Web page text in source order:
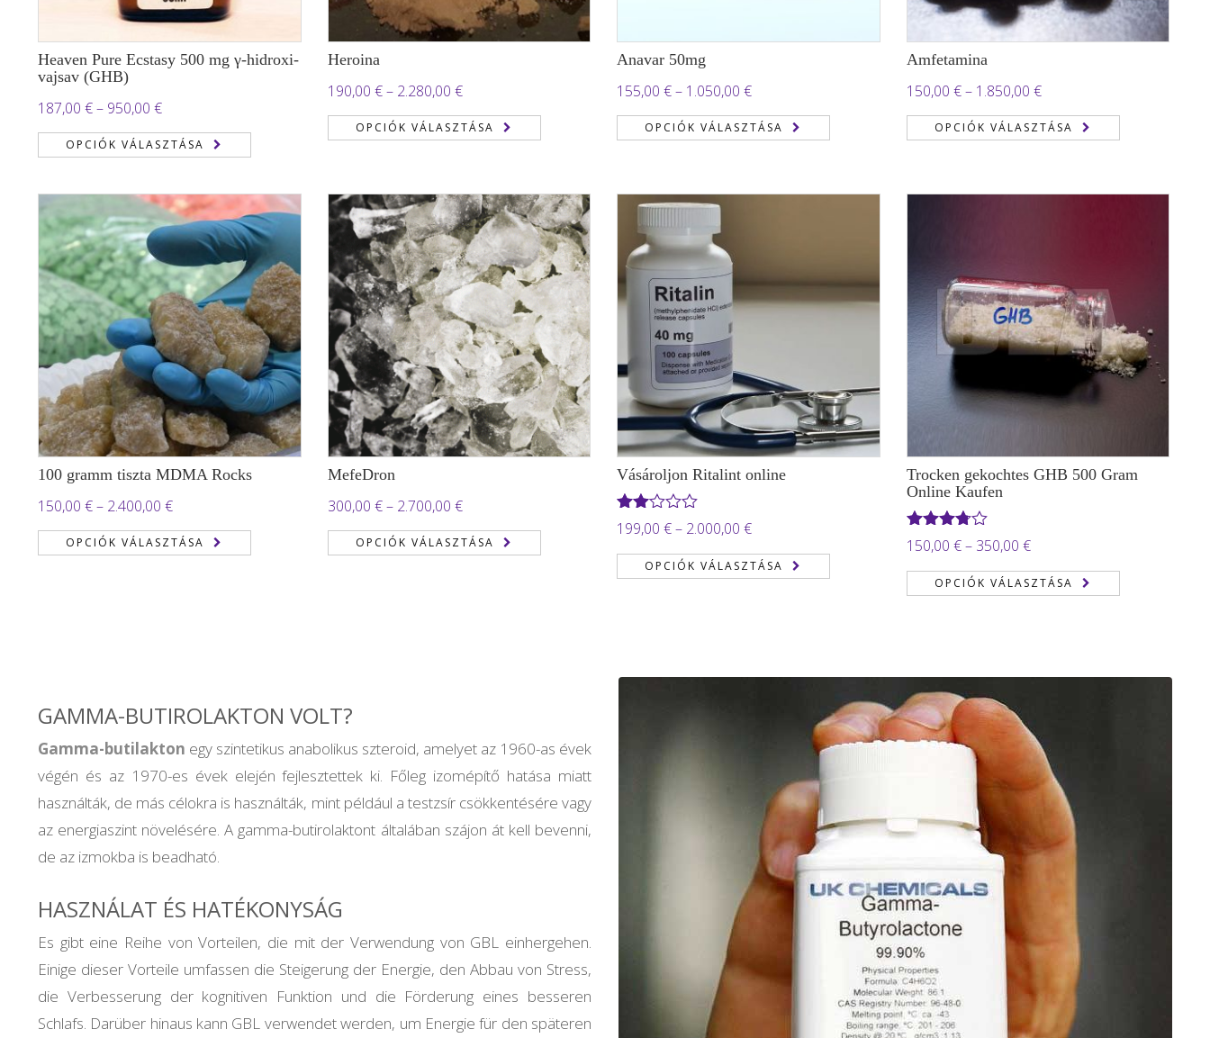
Heaven Pure Ecstasy 500 mg γ-hidroxi-
vajsav (GHB)
187,00 €– 950,00 €Ártartomány:
187,00 €
-
OPCIÓK VÁLASZTÁSA
Heroina
190,00 € – 2.280,00 €Ártartomány:
190,00 €
-
OPCIÓK VÁLASZTÁSA
Anavar 50mg
155,00 €– 1.050,00 €Ártartomány:
155,00 €
-
OPCIÓK VÁLASZTÁSA
Amfetamina
150,00 € – 1.850,00 €Ártartomány:
150,00 €
-
OPCIÓK VÁLASZTÁSA
100 gramm tiszta MDMA Rocks
150,00 €– 2.400,00 €Ártartomány:
150,00 €
-
OPCIÓK VÁLASZTÁSA
MefeDron
300,00 € – 2.700,00 €Ártartomány:
300,00 €
-
OPCIÓK VÁLASZTÁSA
Vásároljon Ritalint online
Értékelés:
2.00
/ 5
199,00 €– 2.000,00 €Ártartomány:
199,00 €
-
OPCIÓK VÁLASZTÁSA
Trocken gekochtes GHB 500 Gram
Online Kaufen
Értékelés:
3.71/ 5
150,00 € – 350,00 €Ártartomány:
150,00 €
-
OPCIÓK VÁLASZTÁSA
GAMMA-BUTIROLAKTON VOLT?
Gamma-butilakton egy szintetikus anabolikus szteroid, amelyet az 1960-as évek
végén és az 1970-es évek elején fejlesztettek ki. Főleg izomépítő hatása miatt
használták, de más célokra is használták, mint például a testzsír csökkentésére vagy
az energiaszint növelésére. A gamma-butirolaktont általában szájon át kell bevenni,
de az izmokba is beadható.
HASZNÁLAT ÉS HATÉKONYSÁG
Es gibt eine Reihe von Vorteilen, die mit der Verwendung von GBL einhergehen.
Einige dieser Vorteile umfassen die Steigerung der Energie, den Abbau von Stress,
die Verbesserung der kognitiven Funktion und die Förderung eines besseren
Schlafs. Darüber hinaus kann GBL verwendet werden, um Energie für den späteren